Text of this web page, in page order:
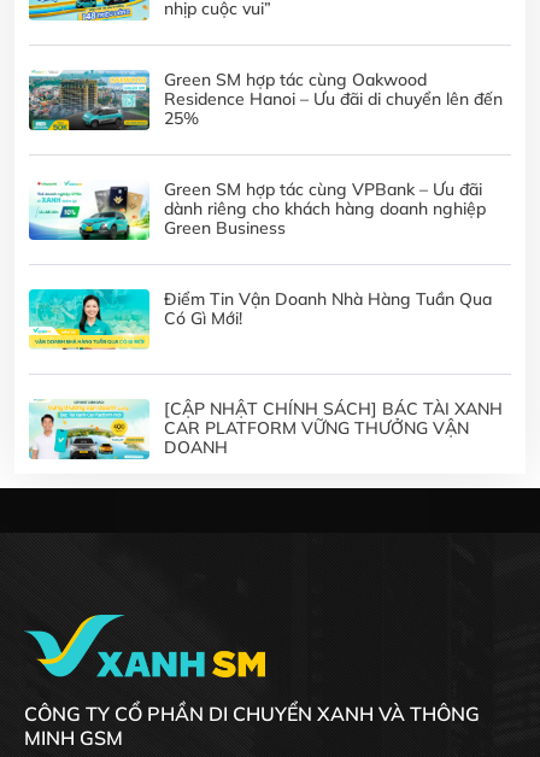
nhịp cuộc vui”
Green SM hợp tác cùng Oakwood
Residence Hanoi – Ưu đãi di chuyển lên đến
25%
Green SM hợp tác cùng VPBank – Ưu đãi
dành riêng cho khách hàng doanh nghiệp
Green Business
Điểm Tin Vận Doanh Nhà Hàng Tuần Qua
Có Gì Mới!
[CẬP NHẬT CHÍNH SÁCH] BÁC TÀI XANH
CAR PLATFORM VỮNG THƯỞNG VẬN
DOANH
CÔNG TY CỔ PHẦN DI CHUYỂN XANH VÀ THÔNG
MINH GSM